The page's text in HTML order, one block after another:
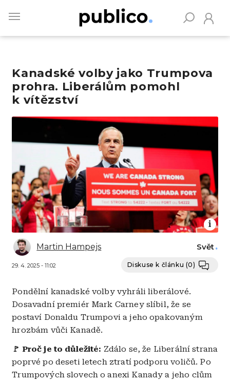
main
Kanadské volby jako Trumpova
prohra. Liberálům pomohl
k vítězství
Obrázek
Martin Hampejs
29. 4. 2025 - 11:02
Svět
Diskuse k článku (0)
Pondělní kanadské volby vyhráli liberálové.
Dosavadní premiér Mark Carney slíbil, že se
postaví Donaldu Trumpovi a jeho opakovaným
hrozbám vůči Kanadě.
🚩 Proč je to důležité: Zdálo se, že Liberální strana
poprvé po deseti letech ztratí podporu voličů. Po
Trumpových slovech o anexi Kanady a jeho clům
Vyhledávejte na Publiku